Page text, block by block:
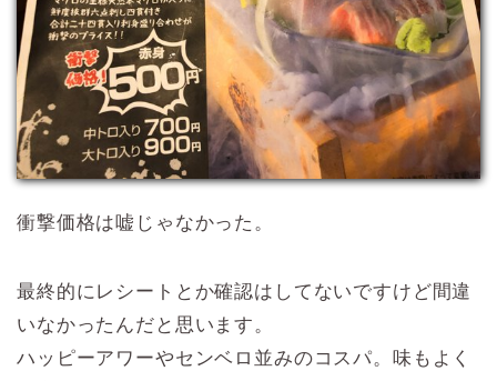
衝撃価格は嘘じゃなかった。
最終的にレシートとか確認はしてないですけど間違
いなかったんだと思います。
ハッピーアワーやセンベロ並みのコスパ。味もよく